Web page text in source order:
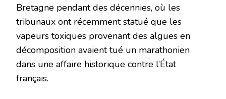
Bretagne pendant des décennies, où les
tribunaux ont récemment statué que les
vapeurs toxiques provenant des algues en
décomposition avaient tué un marathonien
dans une affaire historique contre l’État
français.